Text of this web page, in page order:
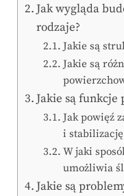
Jak wygląda
rodzaje?
Jakie są
Jakie są
Jakie są funkcje
Jak powięź
i
W jaki
umożliwia
Jakie są